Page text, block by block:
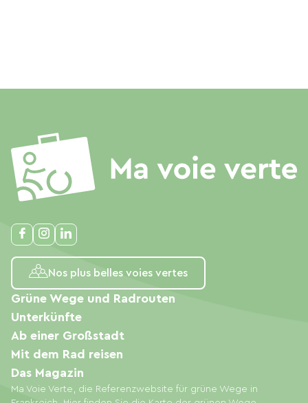
Nos plus belles voies vertes
Ma Voie Verte, die Referenzwebsite für grüne Wege in
Grüne Wege und Radrouten
Unterkünfte
Ab einer Großstadt
Mit dem Rad reisen
Das Magazin